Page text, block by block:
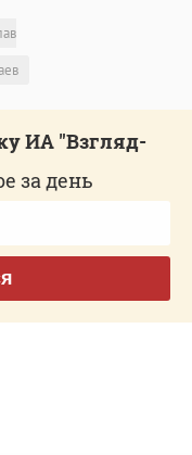
ИА "Взгляд-
за день